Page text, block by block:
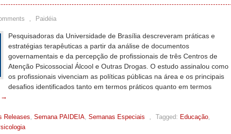
, Paidéia
Pesquisadoras da Universidade de Brasília descreveram práticas e
estratégias terapêuticas a partir da análise de documentos
governamentais e da percepção de profissionais de três Centros de
Atenção Psicossocial Álcool e Outras Drogas. O estudo assinalou como
os profissionais vivenciam as políticas públicas na área e os principais
desafios identificados tanto em termos práticos quanto em termos
→
Releases, Semana PAIDEIA, Semanas Especiais , Tagged: Educação,